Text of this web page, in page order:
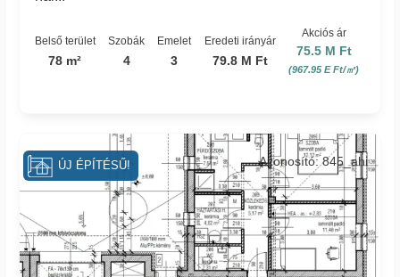
Belső terület
78 m²
Szobák
4
Emelet
3
Eredeti irányár
79.8 M Ft
Akciós ár
75.5 M Ft
(967.95 E Ft/㎡)
Azonosító: 845_ahi
ÚJ ÉPÍTÉSŰ!